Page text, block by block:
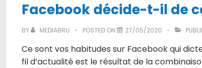
Facebook décide-t-il de
BY MEDIABRU POSTED ON 27/05/2020
Ce sont vos habitudes sur Facebook qui
fil d’actualité est le résultat de la